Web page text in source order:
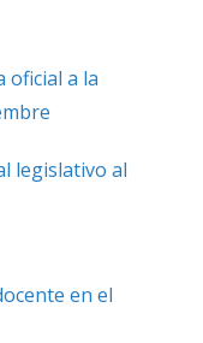
oficial a la
legislativo al
en el